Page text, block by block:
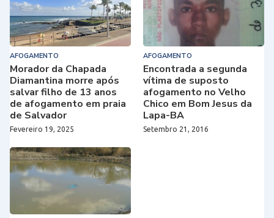
AFOGAMENTO
Morador da Chapada
Diamantina morre após
salvar filho de 13 anos
de afogamento em praia
de Salvador
Fevereiro 19, 2025
AFOGAMENTO
Encontrada a segunda
vítima de suposto
afogamento no Velho
Chico em Bom Jesus da
Lapa-BA
Setembro 21, 2016